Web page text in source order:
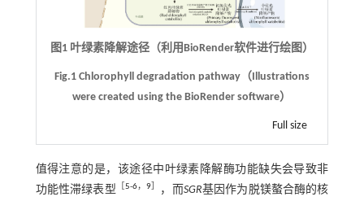
图1 叶绿素降解途径（利用BioRender软件进行绘图）
Fig.1 Chlorophyll degradation pathway（Illustrations
were created using the BioRender software）
Full size
值得注意的是，该途径中叶绿素降解酶功能缺失会导致非
功能性滞绿表型
5-6，9 ，而SGR基因作为脱镁螯合酶的核